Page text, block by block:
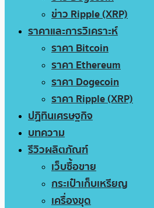
ข่าว Ripple (XRP)
ราคาและการวิเคราะห์
ราคา Bitcoin
ราคา Ethereum
ราคา Dogecoin
ราคา Ripple (XRP)
ปฏิทินเศรษฐกิจ
บทความ
รีวิวผลิตภัณฑ์
เว็บซื้อขาย
กระเป๋าเก็บเหรียญ
เครื่องขุด